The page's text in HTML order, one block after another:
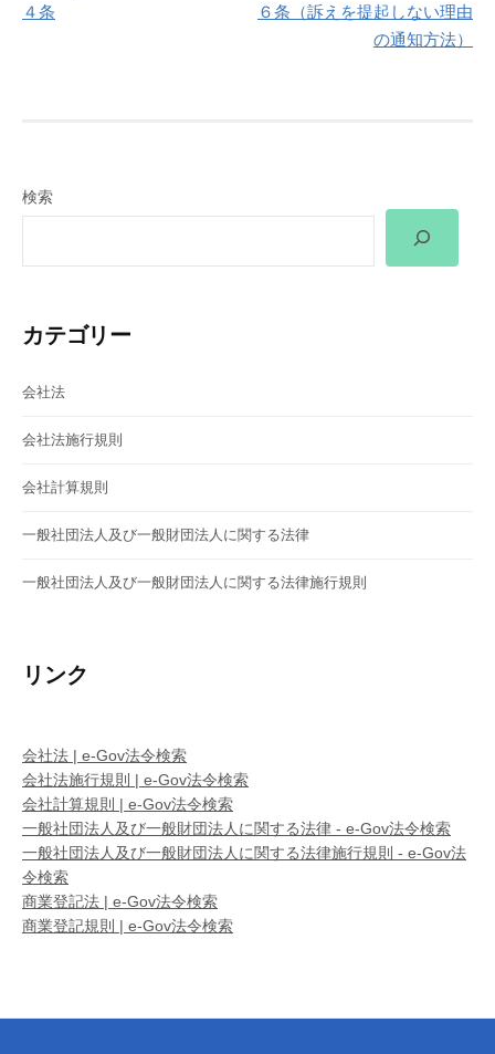
ナ
シ
ョ
４条
６条（訴えを提起しない理由
の通知方法）
検索
カテゴリー
会社法
会社法施行規則
会社計算規則
一般社団法人及び一般財団法人に関する法律
一般社団法人及び一般財団法人に関する法律施行規則
リンク
会社法 | e-Gov法令検索
会社法施行規則 | e-Gov法令検索
会社計算規則 | e-Gov法令検索
一般社団法人及び一般財団法人に関する法律 - e-Gov法令検索
一般社団法人及び一般財団法人に関する法律施行規則 - e-Gov法
令検索
商業登記法 | e-Gov法令検索
商業登記規則 | e-Gov法令検索